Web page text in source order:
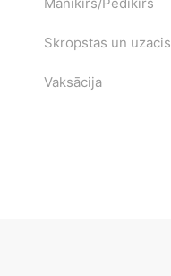
Skropstas un uzacis
Vaksācija